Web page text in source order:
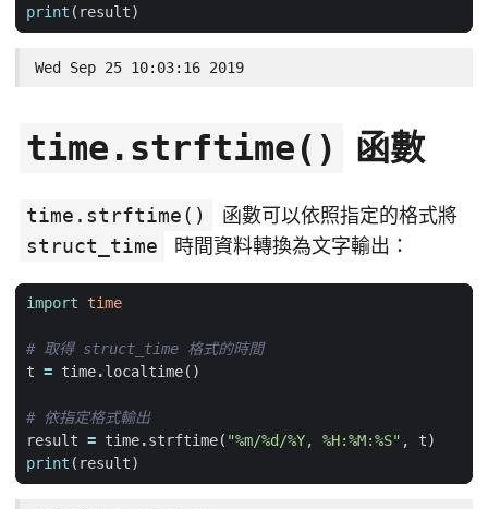
print ( result)
Wed Sep 25 10:03:16 2019
time.strftime() 函數
time.strftime()
函數可以依照指定的格式將
struct_time
時間資料轉換為文字輸出：
import time
# 取得 struct_time 格式的時間
t = time.localtime()
# 依指定格式輸出
result = time.strftime( "%m/%d/%Y, %H:%M:%S" , t)
print ( result)